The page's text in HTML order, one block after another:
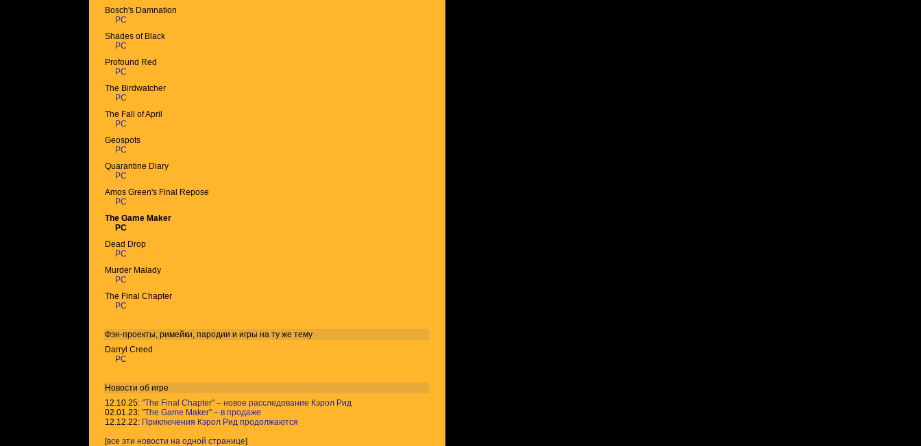
Bosch's Damnation
PC
Shades of Black
PC
Profound Red
PC
The Birdwatcher
PC
The Fall of April
PC
Geospots
PC
Quarantine Diary
PC
Amos Green's Final Repose
PC
The Game Maker
PC
Dead Drop
PC
Murder Malady
PC
The Final Chapter
PC
Фэн-проекты, римейки, пародии и игры на ту же тему
Darryl Creed
PC
Новости об игре
12.10.25: "The Final Chapter" – новое расследование Кэрол Рид
02.01.23: "The Game Maker" – в продаже
12.12.22: Приключения Кэрол Рид продолжаются
[все эти новости на одной странице]